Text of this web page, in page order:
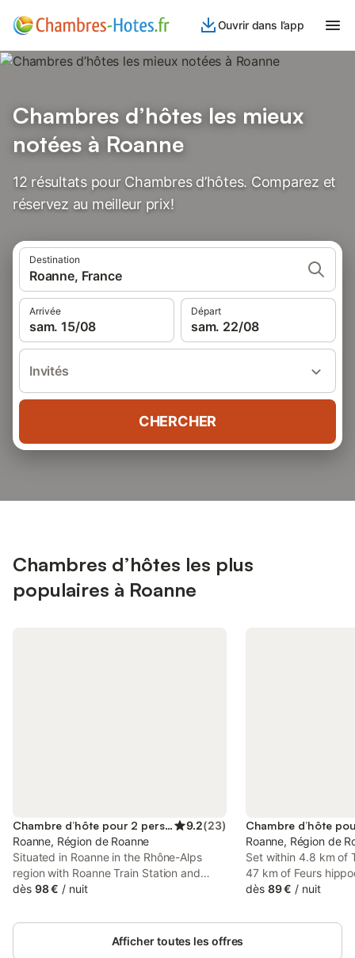
Ouvrir dans l’app
Chambres d’hôtes les mieux
notées à Roanne
12 résultats pour Chambres d’hôtes. Comparez et
réservez au meilleur prix!
Destination
Roanne, France
Arrivée
sam. 15/08
Départ
sam. 22/08
Invités
CHERCHER
Chambres d’hôtes les plus
populaires à Roanne
Chambre d’hôte pour 2 personnes 9.2(23)
Roanne, Région de Roanne
Situated in Roanne in the Rhône-Alps
region with Roanne Train Station and
André Vacheresse Area nearby, PLAISIR
access to a hot tub.
dès 98 € / nuit
Roanne, Région de
Set within 4.8 km of
47 km of Feurs
Les Ateliers d'Art
There is a private
dès 89 € / nuit
Afficher toutes les offres